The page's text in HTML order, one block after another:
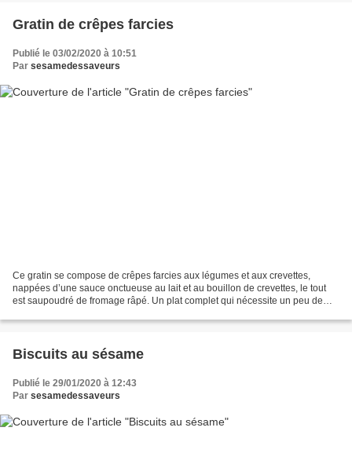
Gratin de crêpes farcies
Publié le 03/02/2020 à 10:51
Par sesamedessaveurs
Ce gratin se compose de crêpes farcies aux légumes et aux crevettes,
nappées d’une sauce onctueuse au lait et au bouillon de crevettes, le tout
est saupoudré de fromage râpé. Un plat complet qui nécessite un peu de
Biscuits au sésame
Publié le 29/01/2020 à 12:43
Par sesamedessaveurs